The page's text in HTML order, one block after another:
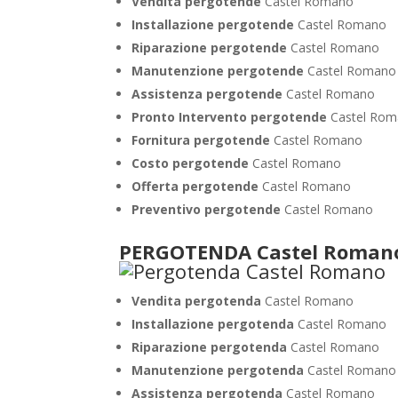
Installazione pergotende Castel Romano
Riparazione pergotende Castel Romano
Manutenzione pergotende Castel Romano
Assistenza pergotende Castel Romano
Pronto Intervento pergotende Castel
Fornitura pergotende Castel Romano
Costo pergotende Castel Romano
Offerta pergotende Castel Romano
Preventivo pergotende Castel Romano
PERGOTENDA Castel
Vendita pergotenda Castel Romano
Installazione pergotenda Castel Romano
Riparazione pergotenda Castel Romano
Manutenzione pergotenda Castel Romano
Assistenza pergotenda Castel Romano